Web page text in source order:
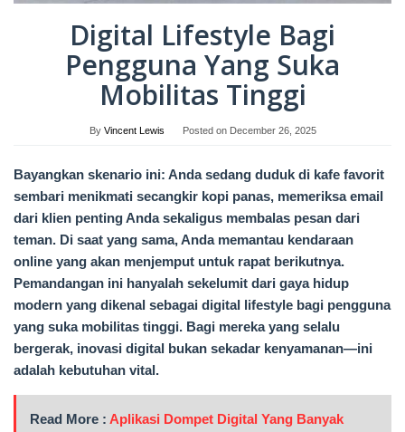
Digital Lifestyle Bagi
Pengguna Yang Suka
Mobilitas Tinggi
By Vincent Lewis Posted on December 26, 2025
Bayangkan skenario ini: Anda sedang duduk di kafe favorit
sembari menikmati secangkir kopi panas, memeriksa email
dari klien penting Anda sekaligus membalas pesan dari
teman. Di saat yang sama, Anda memantau kendaraan
online yang akan menjemput untuk rapat berikutnya.
Pemandangan ini hanyalah sekelumit dari gaya hidup
modern yang dikenal sebagai digital lifestyle bagi pengguna
yang suka mobilitas tinggi. Bagi mereka yang selalu
bergerak, inovasi digital bukan sekadar kenyamanan—ini
adalah kebutuhan vital.
Read More : Aplikasi Dompet Digital Yang Banyak